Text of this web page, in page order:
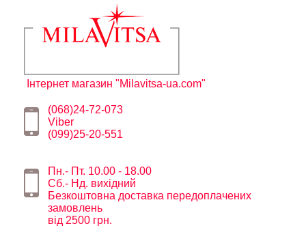
Інтернет магазин "Milavitsa-ua.com"
(068)24-72-073
Viber
(099)25-20-551
Пн.- Пт. 10.00 - 18.00
Сб.- Нд. вихідний
Безкоштовна доставка передоплачених
замовлень
від 2500 грн.